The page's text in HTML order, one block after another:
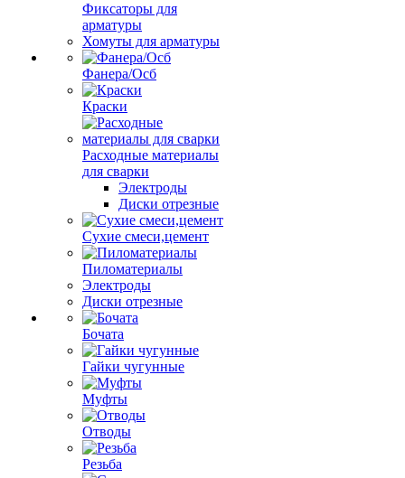
Фиксаторы для
арматуры
Хомуты для арматуры
Фанера/Осб
Краски
Расходные материалы
для сварки
Электроды
Диски отрезные
Сухие смеси,цемент
Пиломатериалы
Электроды
Диски отрезные
Бочата
Гайки чугунные
Муфты
Отводы
Резьба